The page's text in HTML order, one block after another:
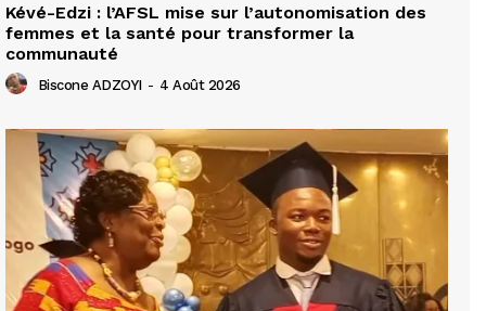
Kévé-Edzi : l’AFSL mise sur l’autonomisation des
femmes et la santé pour transformer la
communauté
Biscone ADZOYI - 4 Août 2026